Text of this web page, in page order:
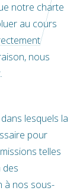
notre charte
au cours
nous
lesquels la
pour
telles
des
à nos sous-